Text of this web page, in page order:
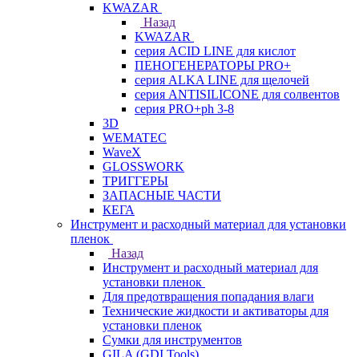
KWAZAR
Назад
KWAZAR
серия ACID LINE для кислот
ПЕНОГЕНЕРАТОРЫ PRO+
серия ALKA LINE для щелочей
серия ANTISILICONE для солвентов
серия PRO+ph 3-8
3D
WEMATEC
WaveX
GLOSSWORK
ТРИГГЕРЫ
ЗАПАСНЫЕ ЧАСТИ
КЕГА
Инструмент и расходный материал для установки
пленок
Назад
Инструмент и расходный материал для
установки пленок
Для предотвращения попадания влаги
Технические жидкости и активаторы для
установки пленок
Сумки для инструментов
GILA (GDI Tools)